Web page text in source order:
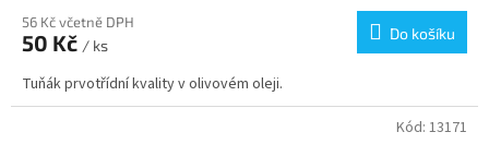
56 Kč včetně DPH
50 Kč / ks
Do košíku
Tuňák prvotřídní kvality v olivovém oleji.
Kód: 13171